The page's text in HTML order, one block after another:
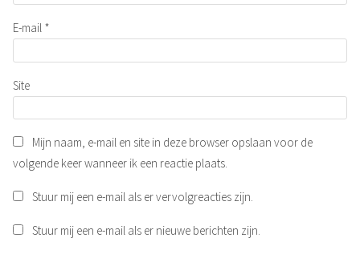
E-mail *
Site
Mijn naam, e-mail en site in deze browser opslaan voor de
volgende keer wanneer ik een reactie plaats.
Stuur mij een e-mail als er vervolgreacties zijn.
Stuur mij een e-mail als er nieuwe berichten zijn.